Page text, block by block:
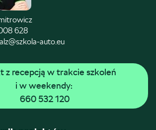
628
auto.eu
z recepcją w trakcie szkoleń
i w weekendy:
660 532 120